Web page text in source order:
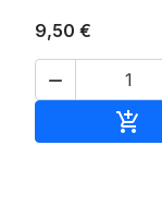
9,50 €

